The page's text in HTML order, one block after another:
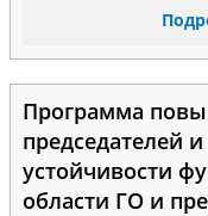
Программа
председателей
устойчивости
области ГО и